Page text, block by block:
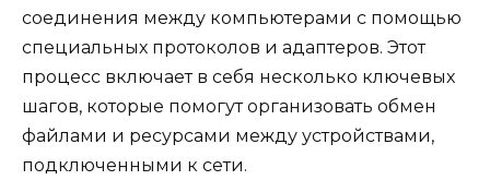
соединения между компьютерами с помощью
специальных протоколов и адаптеров. Этот
процесс включает в себя несколько ключевых
шагов, которые помогут организовать обмен
файлами и ресурсами между устройствами,
подключенными к сети.